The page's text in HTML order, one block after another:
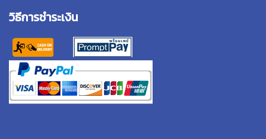
วิธีการชำระเงิน